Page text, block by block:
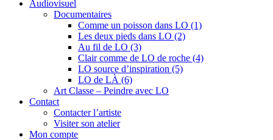
Audiovisuel
Documentaires
Comme un poisson dans LO (1)
Les deux pieds dans LO (2)
Au fil de LO (3)
Clair comme de LO de roche (4)
LO source d’inspiration (5)
LO de LÀ (6)
Art Classe – Peindre avec LO
Contact
Contacter l’artiste
Visiter son atelier
Mon compte